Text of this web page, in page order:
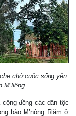
chở cuộc sống yên
đồng các dân tộc
bào M’nông Rlăm ở